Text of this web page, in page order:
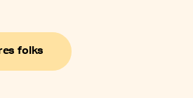
folks